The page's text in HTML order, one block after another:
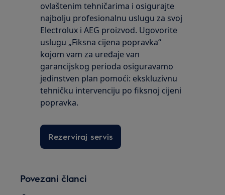
ovlaštenim tehničarima i osigurajte
najbolju profesionalnu uslugu za svoj
Electrolux i AEG proizvod. Ugovorite
uslugu „Fiksna cijena popravka“
kojom vam za uređaje van
garancijskog perioda osiguravamo
jedinstven plan pomoći: ekskluzivnu
tehničku intervenciju po fiksnoj cijeni
popravka.
Rezerviraj servis
Povezani članci